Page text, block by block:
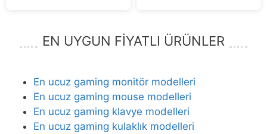
EN UYGUN FİYATLI ÜRÜNLER
En ucuz gaming monitör modelleri
En ucuz gaming mouse modelleri
En ucuz gaming klavye modelleri
En ucuz gaming kulaklık modelleri